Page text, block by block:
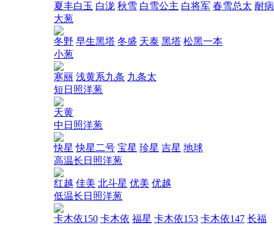
夏丰白玉 白泷 秋雪 白雪公主 白将军 春雪总太 耐
大葱
冬野 早生黑塔 冬盛 天泰 黑塔 松黑一本
小葱
寒丽 浅黄系九条 九条太
短日照洋葱
天黄
中日照洋葱
快星 快星二号 宝星 珍星 吉星 地球
高温长日照洋葱
红越 佳美 北斗星 优美 优越
低温长日照洋葱
卡木依150 卡木依 福星 卡木依153 卡木依147 长福